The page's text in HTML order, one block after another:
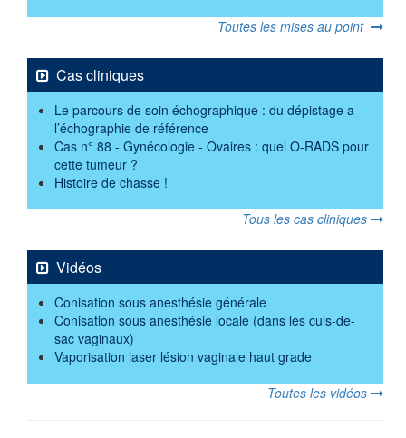
Toutes les mises au point
Cas cliniques
Le parcours de soin échographique : du dépistage a
l’échographie de référence
Cas n° 88 - Gynécologie - Ovaires : quel O-RADS pour
cette tumeur ?
Histoire de chasse !
Tous les cas cliniques
Vidéos
Conisation sous anesthésie générale
Conisation sous anesthésie locale (dans les culs-de-
sac vaginaux)
Vaporisation laser lésion vaginale haut grade
Toutes les vidéos